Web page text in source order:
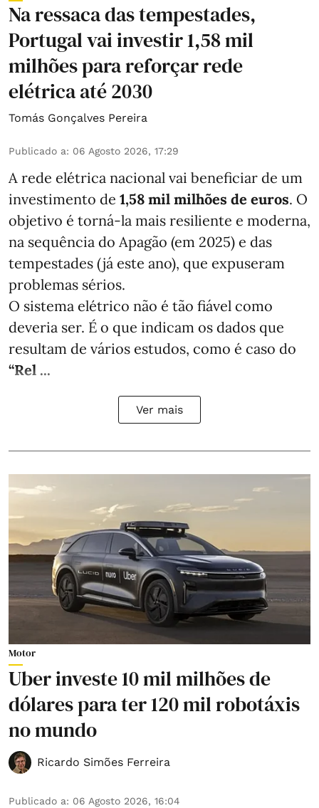
Na ressaca das tempestades,
Portugal vai investir 1,58 mil
milhões para reforçar rede
elétrica até 2030
Tomás Gonçalves Pereira
Publicado a: 06 Agosto 2026, 17:29
A rede elétrica nacional vai beneficiar de um
investimento de 1,58 mil milhões de euros. O
objetivo é torná-la mais resiliente e moderna,
na sequência do Apagão (em 2025) e das
tempestades (já este ano), que expuseram
problemas sérios.
O sistema elétrico não é tão fiável como
deveria ser. É o que indicam os dados que
resultam de vários estudos, como é caso do
“Rel ...
Ver mais
Motor
Uber investe 10 mil milhões de
dólares para ter 120 mil robotáxis
no mundo
Ricardo Simões Ferreira
Publicado a: 06 Agosto 2026, 16:04